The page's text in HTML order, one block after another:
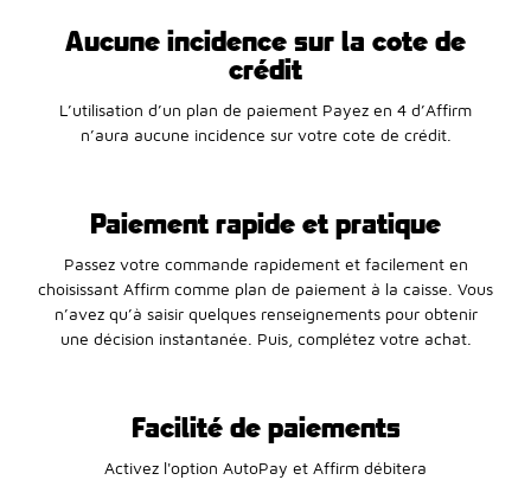
Aucune incidence sur la cote de
crédit
L’utilisation d’un plan de paiement Payez en 4 d’Affirm
n’aura aucune incidence sur votre cote de crédit.
Paiement rapide et pratique
Passez votre commande rapidement et facilement en
choisissant Affirm comme plan de paiement à la caisse. Vous
n’avez qu’à saisir quelques renseignements pour obtenir
une décision instantanée. Puis, complétez votre achat.
Facilité de paiements
Activez l'option AutoPay et Affirm débitera